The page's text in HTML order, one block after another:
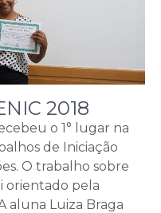
2018
o 1° lugar na
de Iniciação
O trabalho sobre
orientado pela
aluna Luiza Braga